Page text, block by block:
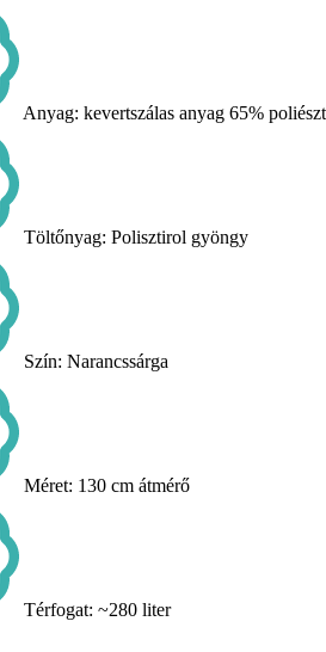
Anyag: kevertszálas anyag 65%
Töltőnyag: Polisztirol gyöngy
Szín: Narancssárga
Méret: 130 cm átmérő
Térfogat: ~280 liter